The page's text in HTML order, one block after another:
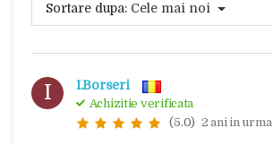
Sortare dupa: Cele mai noi
I I.Borseri
Achizitie verificata
(5.0) 2 ani in urma